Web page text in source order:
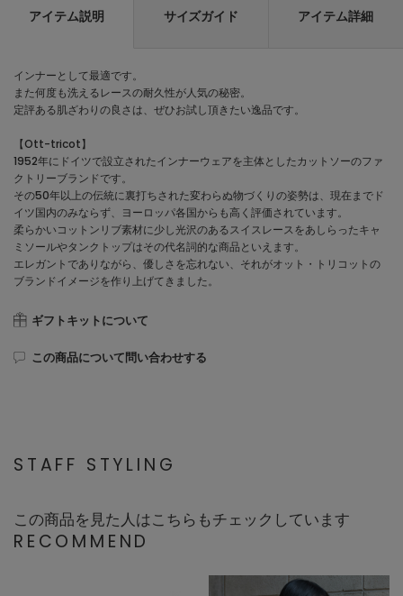
アイテム説明 サイズガイド アイテム詳細
インナーとして最適です。
また何度も洗えるレースの耐久性が人気の秘密。
定評ある肌ざわりの良さは、ぜひお試し頂きたい逸品です。
【Ott-tricot】
1952年にドイツで設立されたインナーウェアを主体としたカットソーのファ
クトリーブランドです。
その50年以上の伝統に裏打ちされた変わらぬ物づくりの姿勢は、現在までド
イツ国内のみならず、ヨーロッパ各国からも高く評価されています。
柔らかいコットンリブ素材に少し光沢のあるスイスレースをあしらったキャ
ミソールやタンクトップはその代名詞的な商品といえます。
エレガントでありながら、優しさを忘れない、それがオット・トリコットの
ブランドイメージを作り上げてきました。
ギフトキットについて
この商品について問い合わせする
STAFF STYLING
この商品を見た人はこちらもチェックしています
RECOMMEND